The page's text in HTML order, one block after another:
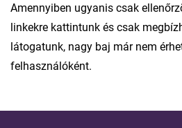
Amennyiben ugyanis csak
linkekre kattintunk és csak
látogatunk, nagy baj már nem
felhasználóként.